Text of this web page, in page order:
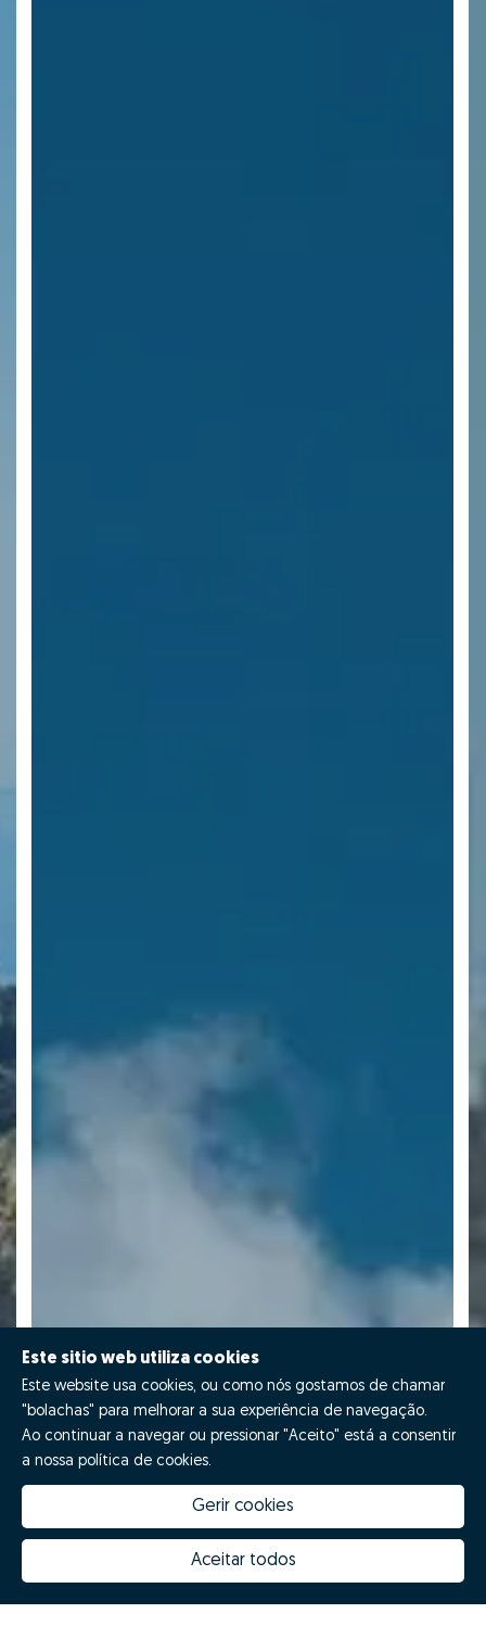
Este sitio web utiliza cookies
Este website usa cookies, ou como nós gostamos de chamar
"bolachas" para melhorar a sua experiência de navegação.
Ao continuar a navegar ou pressionar "Aceito" está a consentir
a nossa política de cookies.
Gerir cookies
Aceitar todos